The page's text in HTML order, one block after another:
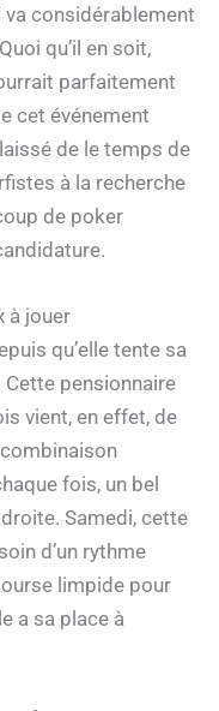
considérablement
qu’il en soit,
parfaitement
cet événement
de le temps de
à la recherche
de poker
à jouer
qu’elle tente sa
pensionnaire
vient, en effet, de
fois, un bel
Samedi, cette
d’un rythme
limpide pour
a sa place à